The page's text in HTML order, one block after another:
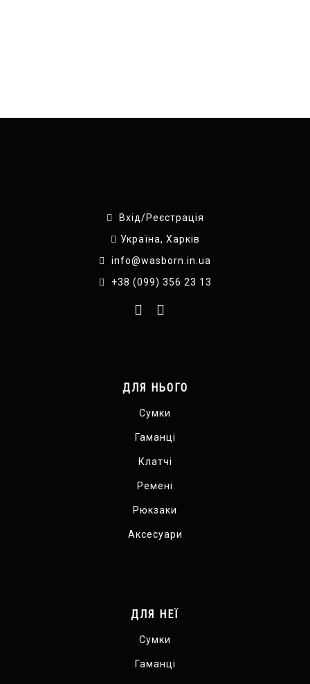
Вхід/Реєстрація
Україна, Харків
info@wasborn.in.ua
+38 (099) 356 23 13
ДЛЯ НЬОГО
Сумки
Гаманці
Клатчі
Ремені
Рюкзаки
Аксесуари
ДЛЯ НЕЇ
Сумки
Гаманці